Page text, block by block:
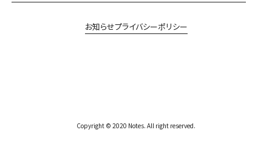
Copyright © 2020 Notes. All right reserved.
お知らせプライバシーポリシー